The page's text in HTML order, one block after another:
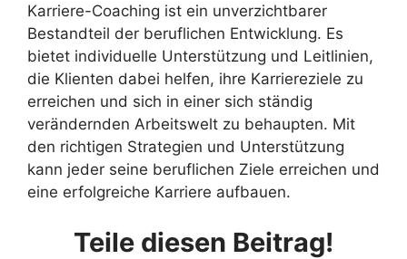
Karriere-Coaching ist ein unverzichtbarer
Bestandteil der beruflichen Entwicklung. Es
bietet individuelle Unterstützung und Leitlinien,
die Klienten dabei helfen, ihre Karriereziele zu
erreichen und sich in einer sich ständig
verändernden Arbeitswelt zu behaupten. Mit
den richtigen Strategien und Unterstützung
kann jeder seine beruflichen Ziele erreichen und
eine erfolgreiche Karriere aufbauen.
Teile diesen Beitrag!